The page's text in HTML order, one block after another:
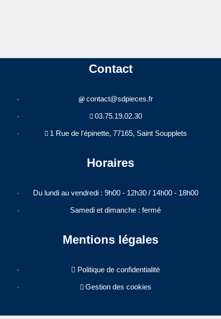
Contact
contact@sdpieces.fr
03.75.19.02.30
1 Rue de l'épinette, 77165, Saint Soupplets
Horaires
Du lundi au vendredi : 9h00 - 12h30 / 14h00 - 18h00​
Samedi et dimanche : fermé
Mentions légales
Politique de confidentialité
Gestion des cookies